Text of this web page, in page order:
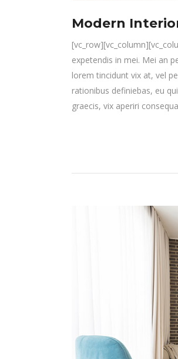
Modern
expetendis in mei. Mei an
lorem tincidunt vix at, vel
rationibus definiebas, eu
graecis, vix aperiri